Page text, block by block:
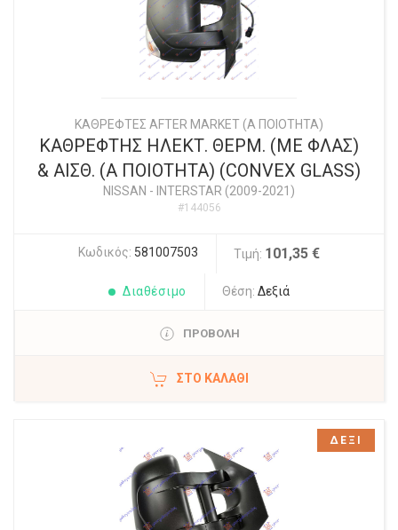
ΚΑΘΡΕΦΤΕΣ AFTER MARKET (Α ΠΟΙΟΤΗΤΑ)
ΚΑΘΡΕΦΤΗΣ ΗΛΕΚΤ. ΘΕΡΜ. (ΜΕ ΦΛΑΣ)
& ΑΙΣΘ. (Α ΠΟΙΟΤΗΤΑ) (CONVEX GLASS)
NISSAN - INTERSTAR (2009-2021)
#144056
Κωδικός: 581007503 Τιμή: 101,35 €
Διαθέσιμο Θέση: Δεξιά
ΠΡΟΒΟΛΗ
ΣΤΟ ΚΑΛΆΘΙ
ΔΕΞΙ